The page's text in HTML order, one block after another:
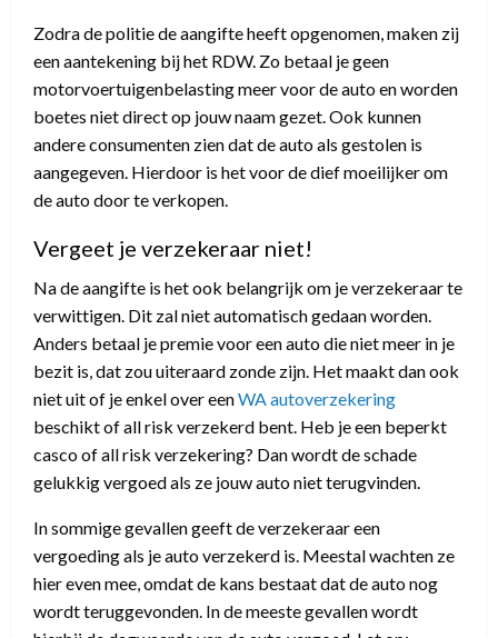
Zodra de politie de aangifte heeft opgenomen, maken zij
een aantekening bij het RDW. Zo betaal je geen
motorvoertuigenbelasting meer voor de auto en worden
boetes niet direct op jouw naam gezet. Ook kunnen
andere consumenten zien dat de auto als gestolen is
aangegeven. Hierdoor is het voor de dief moeilijker om
de auto door te verkopen.
Vergeet je verzekeraar niet!
Na de aangifte is het ook belangrijk om je verzekeraar te
verwittigen. Dit zal niet automatisch gedaan worden.
Anders betaal je premie voor een auto die niet meer in je
bezit is, dat zou uiteraard zonde zijn. Het maakt dan ook
niet uit of je enkel over eenWA autoverzekering
beschikt of all risk verzekerd bent. Heb je een beperkt
casco of all risk verzekering? Dan wordt de schade
gelukkig vergoed als ze jouw auto niet terugvinden.
In sommige gevallen geeft de verzekeraar een
vergoeding als je auto verzekerd is. Meestal wachten ze
hier even mee, omdat de kans bestaat dat de auto nog
wordt teruggevonden. In de meeste gevallen wordt